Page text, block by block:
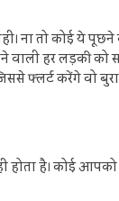
ना तो कोई ये
वाली हर
फ्लर्ट करेंगे वो
है। कोई